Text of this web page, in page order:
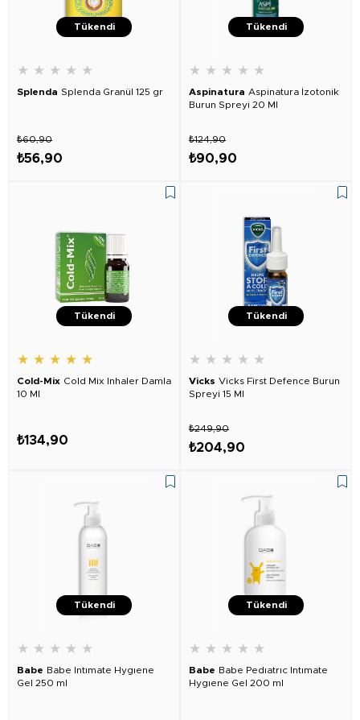
Tükendi
★ ★ ★ ★ ★
Splenda Splenda Granül 125 gr
₺56,90
₺60,90
Tükendi
★ ★ ★ ★ ★
Aspinatura Aspinatura İzotonik
Burun Spreyi 20 Ml
₺90,90
₺124,90
Tükendi
★ ★ ★ ★ ★
Cold-Mix Cold Mix Inhaler Damla
10 Ml
₺134,90
Tükendi
★ ★ ★ ★ ★
Vicks Vicks First Defence Burun
Spreyi 15 Ml
₺204,90
₺249,90
Tükendi
★ ★ ★ ★ ★
Babe Babe Intımate Hygıene
Gel 250 ml
Tükendi
★ ★ ★ ★ ★
Babe Babe Pedıatrıc Intımate
Hygıene Gel 200 ml